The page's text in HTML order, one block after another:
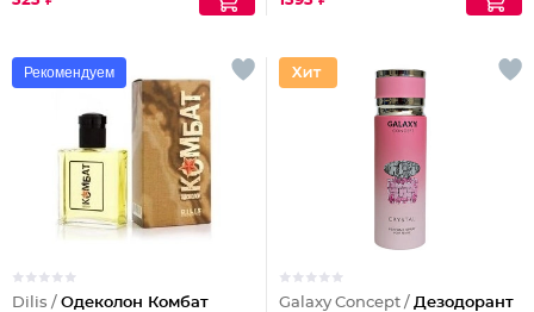
Рекомендуем
Dilis / Одеколон Комбат Galaxy Concept / Дезодорант